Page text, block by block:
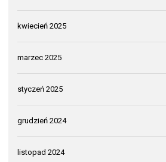
kwiecień 2025
marzec 2025
styczeń 2025
grudzień 2024
listopad 2024